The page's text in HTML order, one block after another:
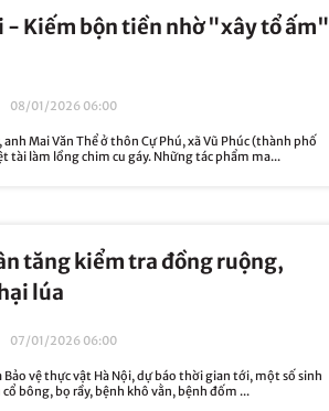
- Kiếm bộn tiền nhờ "xây tổ ấm"
08/01/2026 06:00
Mai Văn Thể ở thôn Cự Phú, xã Vũ Phúc (thành phố
tài làm lồng chim cu gáy. Những tác phẩm ma...
tăng kiểm tra đồng ruộng,
lúa
07/01/2026 06:00
vệ thực vật Hà Nội, dự báo thời gian tới, một số sinh
bông, bọ rầy, bệnh khô vằn, bệnh đốm ...